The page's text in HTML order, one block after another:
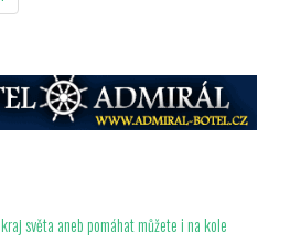
kraj světa aneb pomáhat můžete i na kole